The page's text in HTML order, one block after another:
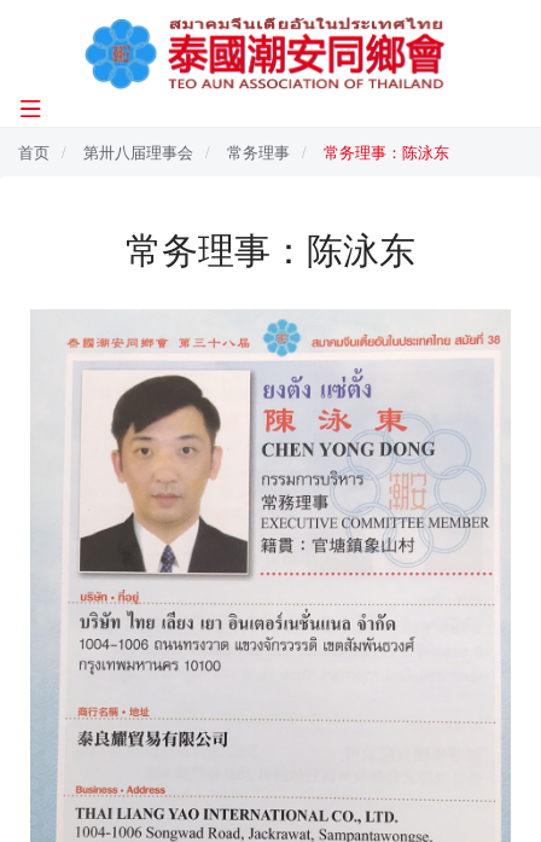
首页 第卅八届理事会 常务理事 常务理事：陈泳东
常务理事：陈泳东